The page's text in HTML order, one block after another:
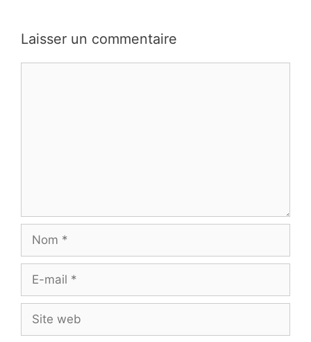
Laisser un commentaire
mail
web